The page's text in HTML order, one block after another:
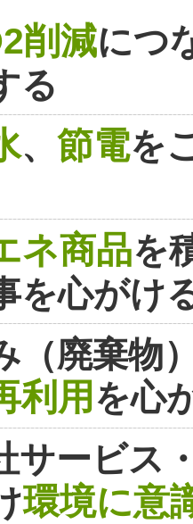
削減につ
る
、 節電を
ネ商品を
を心がけ
（廃棄物
利用を心
サービス
環境に意